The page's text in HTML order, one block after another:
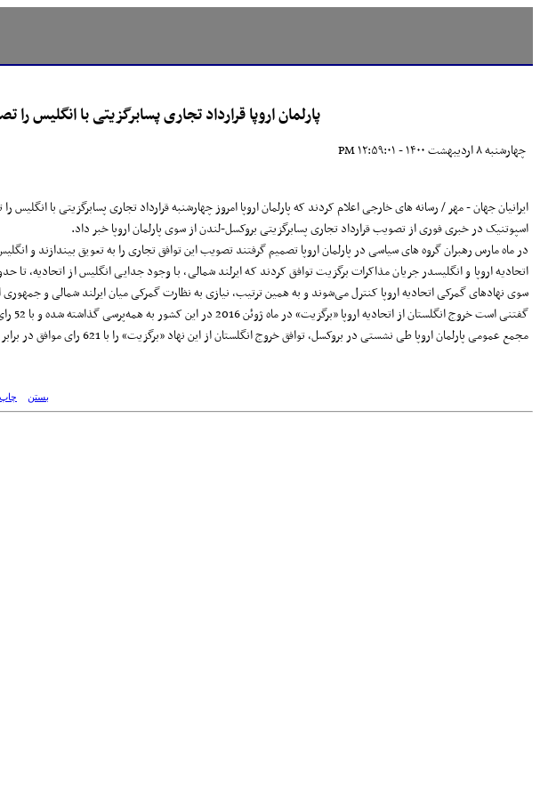
پارلمان اروپا قرارداد تجاری پسابرگزیتی با انگلیس را
چهارشنبه ۸ اردیبهشت ۱۴۰۰ - ۱۲:۵۹:۰۱ PM
ایرانیان جهان - مهر / رسانه های خارجی اعلام کردند که پارلمان اروپا امروز چهارشنبه قرارداد تجاری پسابرگزیتی با انگلیس
اسپوتنیک در خبری فوری از تصویب قرارداد تجاری پسابرگزیتی بروکسل-لندن از سوی پارلمان اروپا خبر داد.
در ماه مارس رهبران گروه های سیاسی در پارلمان اروپا تصمیم گرفتند تصویب این توافق تجاری را به تعویق بیندازند و
اتحادیه اروپا و انگلیسدر جریان مذاکرات برگزیت توافق کردند که ایرلند شمالی، با وجود جدایی انگلیس از اتحادیه،
سوی نهادهای گمرکی اتحادیه اروپا کنترل می‌شوند و به همین ترتیب، نیازی به نظارت گمرکی میان ایرلند شمالی و جمهوری
گفتنی است خروج انگلستان از اتحادیه اروپا «برگزیت» در ماه ژوئن 2016 در این کشور به همه‌پرسی گذاشته شده و با 52 رای موافق مقابل 48 رای مخالف به تصویب رسید.
مجمع عمومی پارلمان اروپا طی نشستی در بروکسل، توافق خروج انگلستان از این نهاد «برگزیت» را با 621 رای موافق در برابر 49 رای مخالف به تصویب رساند.
بستن چاپ